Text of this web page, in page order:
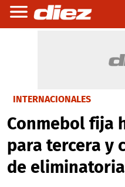
INTERNACIONALES
Conmebol fija
para tercera y
de